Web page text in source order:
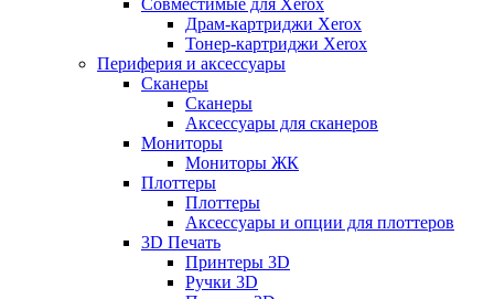
Совместимые для Xerox
Драм-картриджи Xerox
Тонер-картриджи Xerox
Периферия и аксессуары
Сканеры
Сканеры
Аксессуары для сканеров
Мониторы
Мониторы ЖК
Плоттеры
Плоттеры
Аксессуары и опции для плоттеров
3D Печать
Принтеры 3D
Ручки 3D